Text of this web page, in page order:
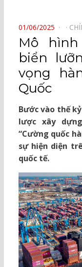
POSTED
ON
01/06/2025
Mô
biển
vọng
Quốc
Bước vào thế
lược xây
“Cường quốc
sự hiện diện
quốc tế.